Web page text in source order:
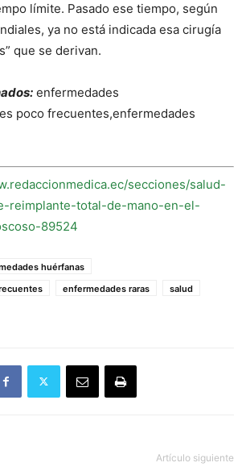
límite. Pasado ese tiempo, según
ya no está indicada esa cirugía
que se derivan.
enfermedades
poco frecuentes,enfermedades
secciones/salud-
reimplante-total-de-mano-en-el-
89524
huérfanas
enfermedades raras
salud
Artículo siguiente